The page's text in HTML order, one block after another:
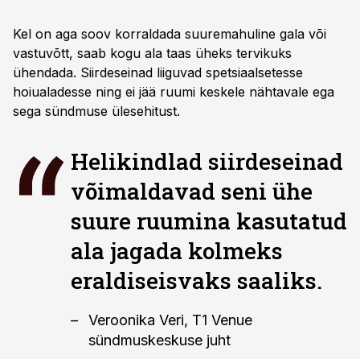
Kel on aga soov korraldada suuremahuline gala või
vastuvõtt, saab kogu ala taas üheks tervikuks
ühendada. Siirdeseinad liiguvad spetsiaalsetesse
hoiualadesse ning ei jää ruumi keskele nähtavale ega
sega sündmuse ülesehitust.
Helikindlad siirdeseinad
võimaldavad seni ühe
suure ruumina kasutatud
ala jagada kolmeks
eraldiseisvaks saaliks.
Veroonika Veri, T1 Venue
sündmuskeskuse juht